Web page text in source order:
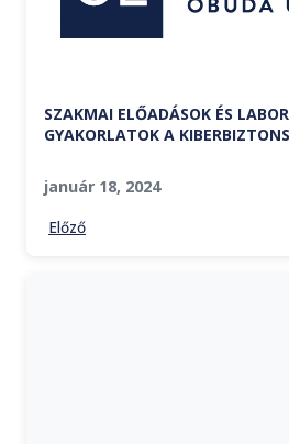
SZAKMAI ELŐADÁSOK ÉS
GYAKORLATOK A
január 18, 2024
Előző